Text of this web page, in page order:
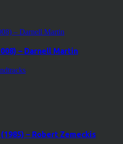
– Darnell Martin
– Robert Zemeckis